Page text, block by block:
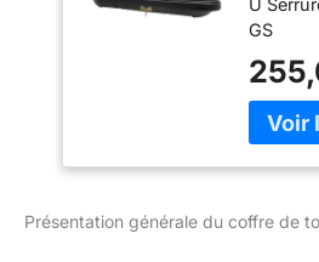
U
GS
Présentation générale du coffre de